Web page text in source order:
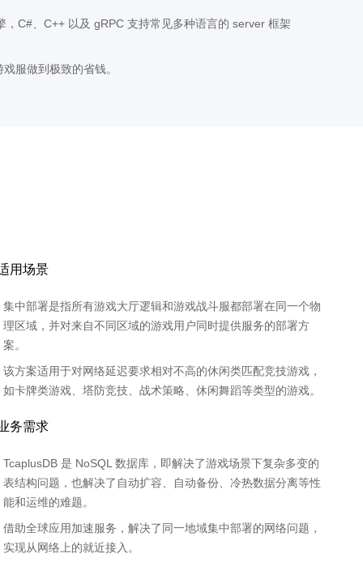
C#、C++ 以及 gRPC 支持常见多种语言的 server 框架
服做到极致的省钱。
用场景
集中部署是指所有游戏大厅逻辑和游戏战斗服都部署在同一个物
理区域，并对来自不同区域的游戏用户同时提供服务的部署方
案。
该方案适用于对网络延迟要求相对不高的休闲类匹配竞技游戏，
如卡牌类游戏、塔防竞技、战术策略、休闲舞蹈等类型的游戏。
务需求
TcaplusDB 是 NoSQL 数据库，即解决了游戏场景下复杂多变的
表结构问题，也解决了自动扩容、自动备份、冷热数据分离等性
能和运维的难题。
借助全球应用加速服务，解决了同一地域集中部署的网络问题，
实现从网络上的就近接入。